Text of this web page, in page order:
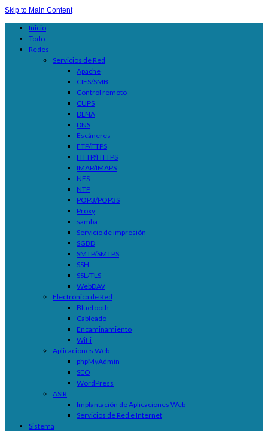
Skip to Main Content
Inicio
Todo
Redes
Servicios de Red
Apache
CIFS/SMB
Control remoto
CUPS
DLNA
DNS
Escáneres
FTP/FTPS
HTTP/HTTPS
IMAP/IMAPS
NFS
NTP
POP3/POP3S
Proxy
samba
Servicio de impresión
SGBD
SMTP/SMTPS
SSH
SSL/TLS
WebDAV
Electrónica de Red
Bluetooth
Cableado
Encaminamiento
WiFi
Aplicaciones Web
phpMyAdmin
SEO
WordPress
ASIR
Implantación de Aplicaciones Web
Servicios de Red e Internet
Sistema